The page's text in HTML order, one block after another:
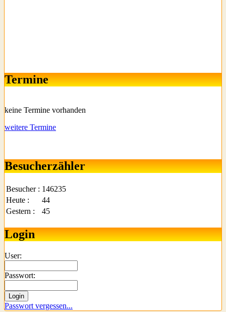
Termine
keine Termine vorhanden
weitere Termine
Besucherzähler
Besucher : 146235
Heute :
44
Gestern :
45
Login
User:
Passwort:
Passwort vergessen...